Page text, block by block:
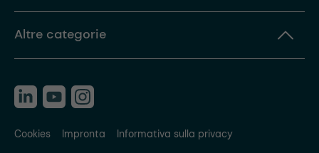
Altre categorie
Cookies Impronta
Informativa sulla privacy